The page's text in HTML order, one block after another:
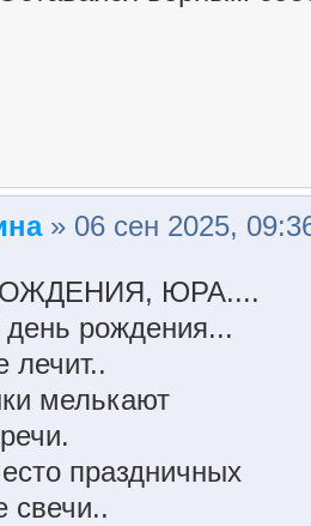
» 06 сен 2025,
ЮРА....
день рождения...
лечит..
мелькают
праздничных
свечи..